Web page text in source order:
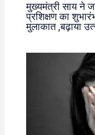
मुख्यमंत्री साय ने
प्रशिक्षण का
मुलाकात ,बढ़ाया